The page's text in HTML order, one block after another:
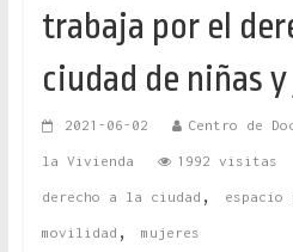
trabaja por el
ciudad de niñas
2021-06-02 Centro de
la Vivienda 1992 visitas
derecho a la ciudad , espacio
movilidad , mujeres